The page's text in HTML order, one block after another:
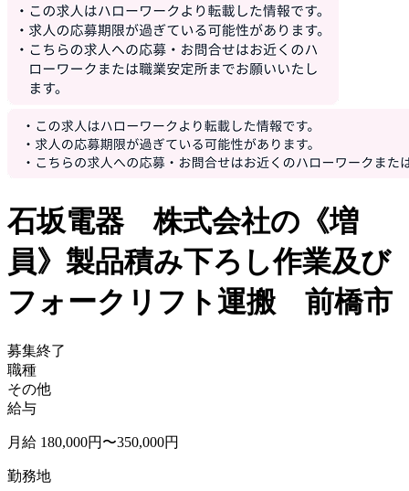
石坂電器 株式会社の《増
員》製品積み下ろし作業及び
フォークリフト運搬 前橋市
募集終了
職種
その他
給与
月給 180,000円〜350,000円
勤務地